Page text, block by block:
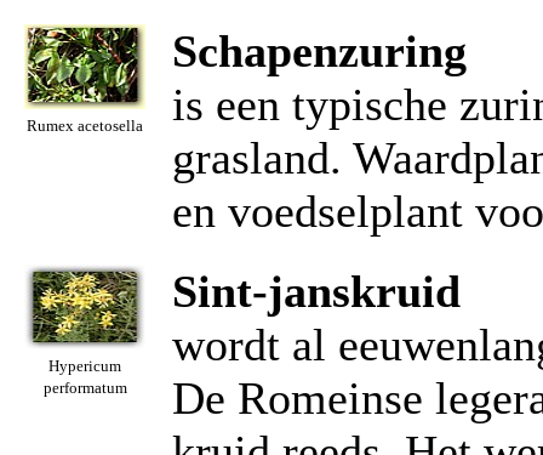
Rumex acetosella
Schapenzuring
is een typische
grasland.
en voedselplant
Hypericum
performatum
Sint-janskruid
wordt al
De Romeinse